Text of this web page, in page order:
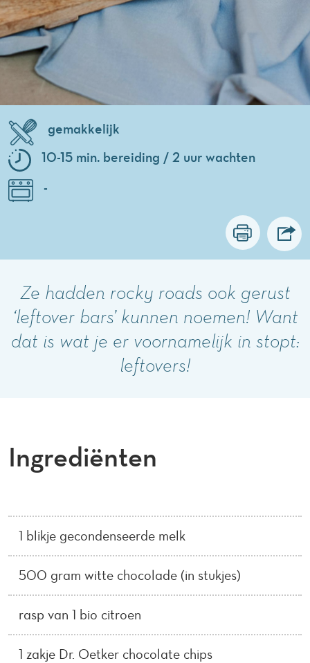
gemakkelijk
10-15 min. bereiding / 2 uur wachten
-
Ze hadden rocky roads ook gerust
‘leftover bars’ kunnen noemen! Want
dat is wat je er voornamelijk in stopt:
leftovers!
Ingrediënten
1 blikje gecondenseerde melk
500 gram witte chocolade (in stukjes)
rasp van 1 bio citroen
1 zakje Dr. Oetker chocolate chips